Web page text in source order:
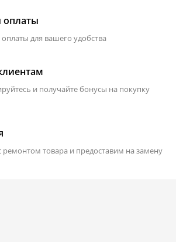
оплаты
для вашего удобства
и получайте бонусы на покупку
товара и предоставим на замену